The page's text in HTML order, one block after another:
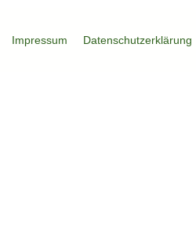
Impressum Datenschutzerklärung